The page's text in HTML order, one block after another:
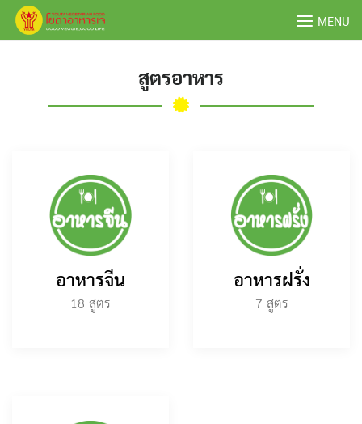
Skip
MENU
สูตรอาหาร
อาหารจีน
18
อาหารฝรั่ง
7